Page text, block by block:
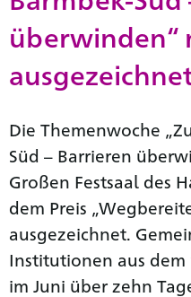
überwinden“
Die Themenwoche
Süd – Barrieren
Großen Festsaal des
dem Preis
ausgezeichnet.
Institutionen aus dem
im Juni über zehn